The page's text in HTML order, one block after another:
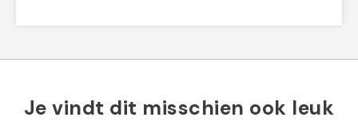
Je vindt dit misschien ook leuk